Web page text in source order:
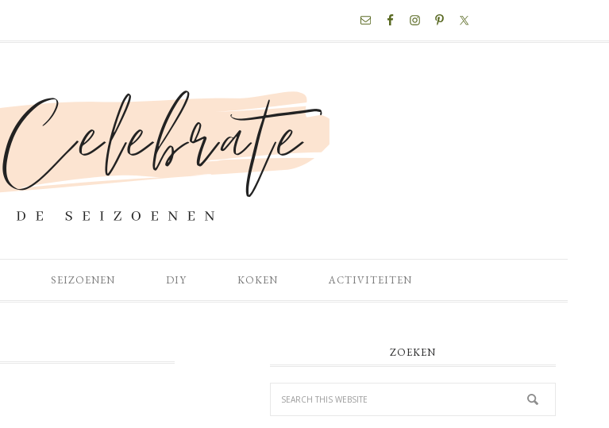
SEIZOENEN DIY KOKEN ACTIVITEITEN
ZOEKEN